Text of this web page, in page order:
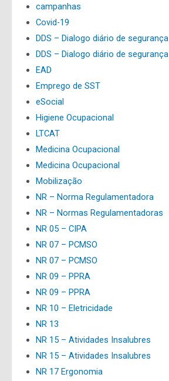
campanhas
Covid-19
DDS – Dialogo diário de segurança
DDS – Dialogo diário de segurança
EAD
Emprego de SST
eSocial
Higiene Ocupacional
LTCAT
Medicina Ocupacional
Medicina Ocupacional
Mobilização
NR – Norma Regulamentadora
NR – Normas Regulamentadoras
NR 05 – CIPA
NR 07 – PCMSO
NR 07 – PCMSO
NR 09 – PPRA
NR 09 – PPRA
NR 10 – Eletricidade
NR 13
NR 15 – Atividades Insalubres
NR 15 – Atividades Insalubres
NR 17 Ergonomia